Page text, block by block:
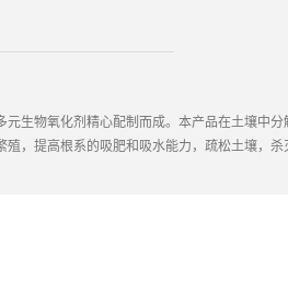
生物氧化剂精心配制而成。本产品在土壤中
，提高根系的吸肥和吸水能力，疏松土壤，